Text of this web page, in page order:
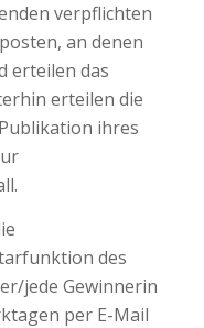
verpflichten
an denen
erteilen das
erteilen die
ihres
des
jede Gewinnerin
per E-Mail